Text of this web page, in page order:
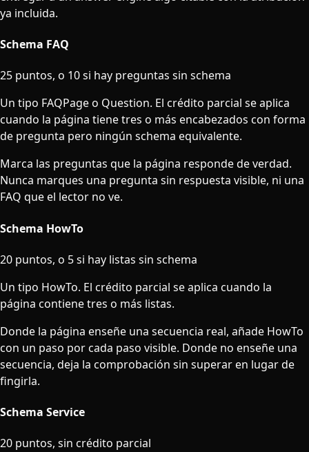
ya incluida.
Schema FAQ
25 puntos, o 10 si hay preguntas sin schema
Un tipo FAQPage o Question. El crédito parcial se aplica
cuando la página tiene tres o más encabezados con forma
de pregunta pero ningún schema equivalente.
Marca las preguntas que la página responde de verdad.
Nunca marques una pregunta sin respuesta visible, ni una
FAQ que el lector no ve.
Schema HowTo
20 puntos, o 5 si hay listas sin schema
Un tipo HowTo. El crédito parcial se aplica cuando la
página contiene tres o más listas.
Donde la página enseñe una secuencia real, añade HowTo
con un paso por cada paso visible. Donde no enseñe una
secuencia, deja la comprobación sin superar en lugar de
fingirla.
Schema Service
20 puntos, sin crédito parcial